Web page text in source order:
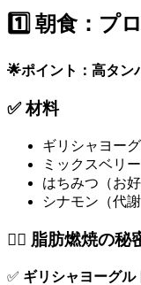
1️⃣ 朝食：プ
🌟ポイント：高タン
✅ 材料
ギリシャヨー
ミックスベリ
はちみつ（お
シナモン（代
🏃‍♂️ 脂肪燃焼の秘
✅ ギリシャヨーグル